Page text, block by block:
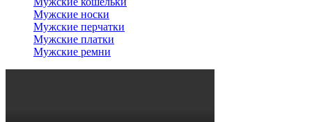
Мужские носки
Мужские перчатки
Мужские платки
Мужские ремни